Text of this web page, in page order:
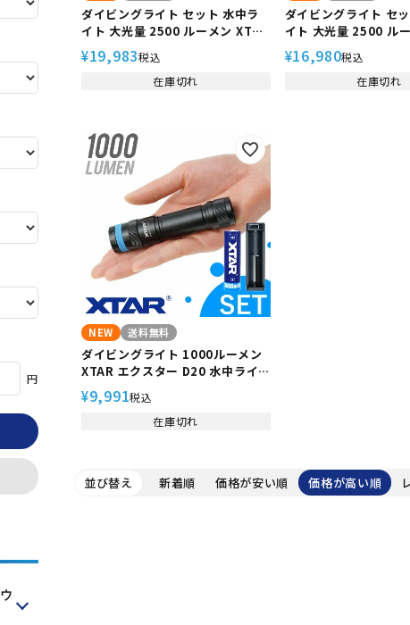
円
ダイビングライト セット 水中ラ
イト 大光量 2500 ルーメン XTAR
エクスター D26 IPX8 防水 LEDラ
イト フラッシュライト 耐圧 耐久
¥19,983税込
在庫切れ
ダイビングライト セ
イト 大光量 2500 ル
エクスター D26
LEDライト フラッシュ
¥16,980税込
在庫切れ
NEW 送料無料
ダイビングライト 1000ルーメン
XTAR エクスター D20 水中ライ
ト 50m防水 スポットタイプ
18650 リチウムイオン電池&充電
¥9,991税込
在庫切れ
並び替え 新着順 価格が安い順 価格が高い順